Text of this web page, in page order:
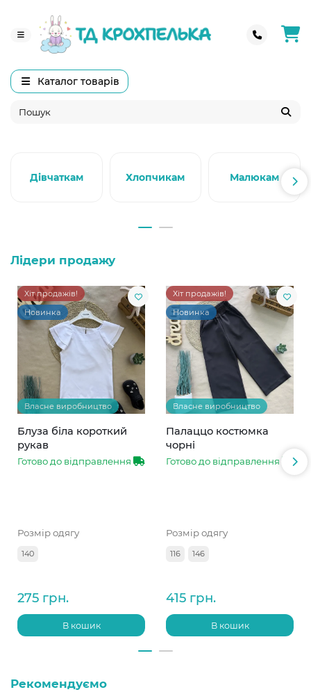
Каталог товарів
Дівчаткам Хлопчикам Малюкам
Лідери продажу
Хіт продажів!
Новинка
Власне виробництво
Блуза біла короткий
рукав
Готово до відправлення
Розмір одягу
140
275 грн.
В кошик
Хіт продажів!
Новинка
Власне виробництво
Палаццо костюмка
чорні
Готово до відправлення
Розмір одягу
116 146
415 грн.
В кошик
Рекомендуємо